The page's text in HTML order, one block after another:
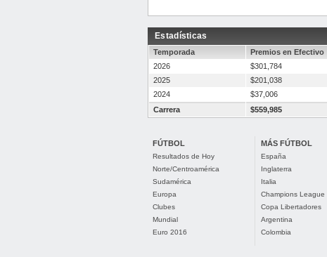
Estadísticas
Temporada Premios en Efectivo
2026
$301,784
2025
$201,038
2024
$37,006
Carrera
$559,985
FÚTBOL
Resultados de Hoy
Norte/Centroamérica
Sudamérica
Europa
Clubes
Mundial
Euro 2016
MÁS FÚTBOL
España
Inglaterra
Italia
Champions League
Copa Libertadores
Argentina
Colombia